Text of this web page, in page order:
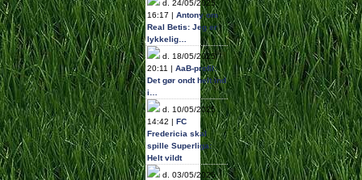
d. 24/05/2025
16:17 | Antony om
Real Betis: Jeg er
lykkelig…
d. 18/05/2025
20:11 | AaB-profil:
Det gør ondt helt ind
i…
d. 10/05/2025
14:42 | FC
Fredericia skal
spille Superliga:
Helt vildt
d. 03/05/2025